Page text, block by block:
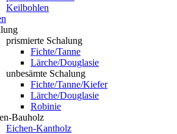
Keilbohlen
prismierte Schalung
Fichte/Tanne
Lärche/Douglasie
unbesämte Schalung
Fichte/Tanne/Kiefer
Lärche/Douglasie
Robinie
Bauholz
Eichen-Kantholz